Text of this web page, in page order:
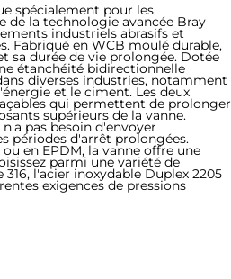
spécialement pour les
de la technologie avancée Bray
industriels abrasifs et
Fabriqué en WCB moulé durable,
sa durée de vie prolongée. Dotée
étanchéité bidirectionnelle
diverses industries, notamment
et le ciment. Les deux
qui permettent de prolonger
supérieurs de la vanne.
pas besoin d'envoyer
périodes d'arrêt prolongées.
en EPDM, la vanne offre une
parmi une variété de
l'acier inoxydable Duplex 2205
exigences de pressions